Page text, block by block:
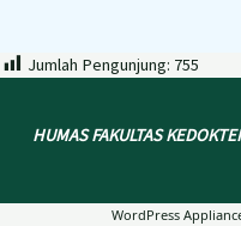
konten
Jumlah Pengunjung: 755
HUMAS FAKULTAS
WordPress